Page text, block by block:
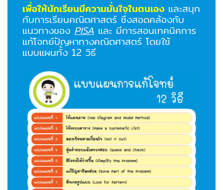
เพื่อให้นักเรียนมีความมั่นใจในตนเอง และสนุก
กับการเรียนคณิตศาสตร์ ซึ่งสอดคล้องกับ
แนวทางของ PISA และ มีการสอนเทคนิคการ
แก้โจทย์ปัญหาทางคณิตศาสตร์ โดยใช้
แบบแผนทั้ง 12 วิธี